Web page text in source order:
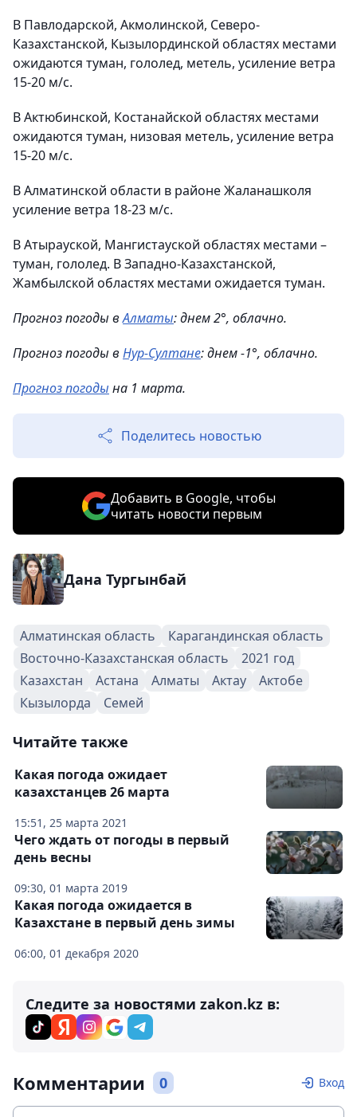
В Павлодарской, Акмолинской, Северо-
Казахстанской, Кызылординской областях местами
ожидаются туман, гололед, метель, усиление ветра
15-20 м/с.
В Актюбинской, Костанайской областях местами
ожидаются туман, низовая метель, усиление ветра
15-20 м/с.
В Алматинской области в районе Жаланашколя
усиление ветра 18-23 м/с.
В Атырауской, Мангистауской областях местами –
туман, гололед. В Западно-Казахстанской,
Жамбылской областях местами ожидается туман.
Прогноз погоды вАлматы: днем 2°, облачно.
Прогноз погоды вНур-Султане: днем -1°, облачно.
Прогноз погоды на 1 марта.
Поделитесь новостью
Добавить в Google, чтобы
читать новости первым
Дана Тургынбай
Алматинская область
Карагандинская область
Восточно-Казахстанская область
2021 год
Казахстан
Астана Алматы Актау
Актобе
Кызылорда
Семей
Читайте также
15:51, 25 марта 2021
Какая погода ожидает
казахстанцев 26 марта
09:30, 01 марта 2019
Чего ждать от погоды в первый
день весны
06:00, 01 декабря 2020
Какая погода ожидается в
Казахстане в первый день зимы
Следите за новостями zakon.kz в:
Комментарии 0 Вход